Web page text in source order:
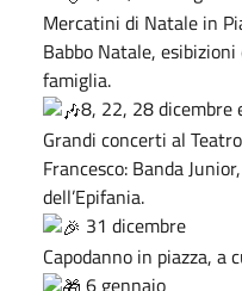
Mercatini di Natale in
Babbo Natale,
famiglia.
8, 22, 28 dicembre
Grandi concerti al
Francesco: Banda
dell’Epifania.
31 dicembre
Capodanno in piazza, a
6 gennaio